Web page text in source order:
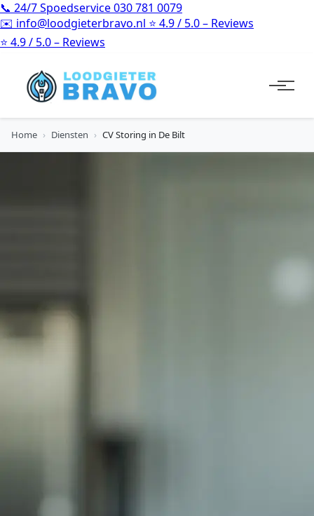
📞 24/7 Spoedservice030 781 0079
✉️ info@loodgieterbravo.nl ⭐ 4.9 / 5.0 – Reviews
⭐ 4.9 / 5.0 – Reviews
Home › Diensten › CV Storing in De Bilt